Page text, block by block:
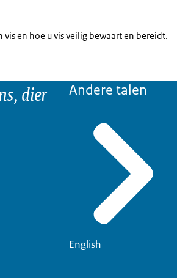
en hoe u vis veilig bewaart en bereidt.
dier
Andere talen
English